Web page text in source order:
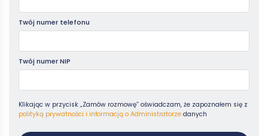
Twój numer telefonu
Twój numer NIP
Klikając w przycisk „Zamów rozmowę” oświadczam, że zapoznałem się z
polityką prywatności i informacją o Administratorze danych